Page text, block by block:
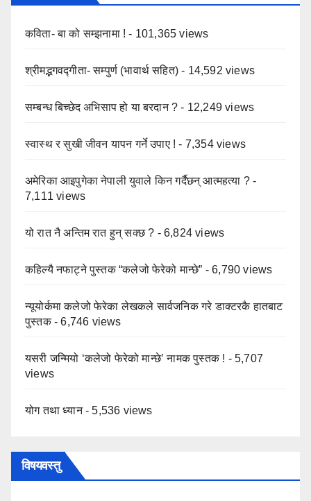
कविता- बा को सम्झनामा ! - 101,365 views
श्रीमद्भगवद्गीता- सम्पुर्ण (भावार्थ सहित) - 14,592 views
सम्बन्ध बिच्छेद अभिसाप हो या बरदान ? - 12,249 views
स्वास्थ र सुखी जीवन यापन गर्ने उपाए ! - 7,354 views
अमेरिका आइपुगेका नेपाली युवाले किन गर्दैछन् आत्महत्या ? -
7,111 views
यो रात नै अन्तिम रात हुन् सक्छ ? - 6,824 views
कहिल्यै नफाट्ने पुस्तक “कलेजो फेरेको मान्छे” - 6,790 views
न्यूयोर्कमा कलेजो फेरेका लेखकले सार्वजनिक गरे डाक्टरकै हातबाट
पुस्तक- 6,746 views
यसरी जन्मियो ‘कलेजो फेरेको मान्छे’ नामक पुस्तक ! - 5,707
views
योग तथा ध्यान- 5,536 views
विषयवस्तु